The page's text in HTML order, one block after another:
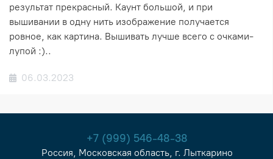
результат прекрасный. Каунт большой, и при
вышивании в одну нить изображение получается
ровное, как картина. Вышивать лучше всего с очками-
лупой :)..
06.03.2023
+7 (999) 546-48-38
Россия, Московская область, г. Лыткарино